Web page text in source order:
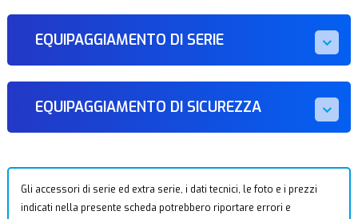
EQUIPAGGIAMENTO DI SERIE
EQUIPAGGIAMENTO DI SICUREZZA
Gli accessori di serie ed extra serie, i dati tecnici, le foto e i prezzi
indicati nella presente scheda potrebbero riportare errori e